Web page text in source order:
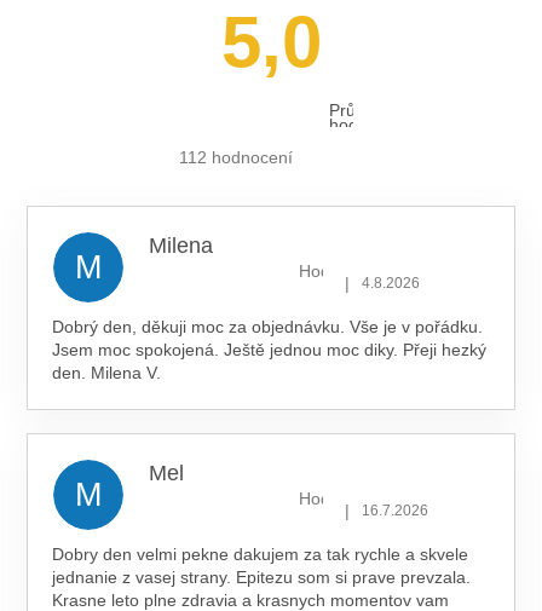
5,0
Průměrné
hodnocení
112 hodnocení
M
Milena
Hodnocení obchodu je 5 z 5
| 4.8.2026
Dobrý den, děkuji moc za objednávku. Vše je v pořádku.
Jsem moc spokojená. Ještě jednou moc diky. Přeji hezký
den. Milena V.
M
Mel
Hodnocení obchodu je 5 z 5
| 16.7.2026
Dobry den velmi pekne dakujem za tak rychle a skvele
jednanie z vasej strany. Epitezu som si prave prevzala.
Krasne leto plne zdravia a krasnych momentov vam